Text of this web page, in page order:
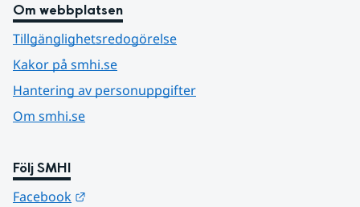
Om webbplatsen
Tillgänglighetsredogörelse
Kakor på smhi.se
Hantering av personuppgifter
Om smhi.se
Följ SMHI
Facebook